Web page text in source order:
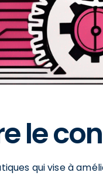
le
qui vise à